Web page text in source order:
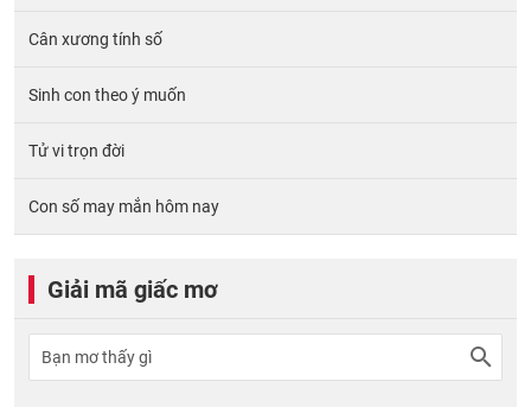
Cân xương tính số
Sinh con theo ý muốn
Tử vi trọn đời
Con số may mắn hôm nay
Giải mã giấc mơ